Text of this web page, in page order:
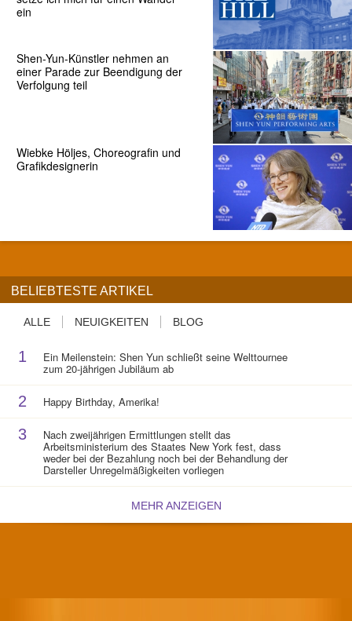
ein
Shen-Yun-Künstler nehmen an
einer Parade zur Beendigung der
Verfolgung teil
Wiebke Höljes, Choreografin und
Grafikdesignerin
BELIEBTESTE ARTIKEL
ALLE NEUIGKEITEN BLOG
1 Ein Meilenstein: Shen Yun schließt seine Welttournee
zum 20-jährigen Jubiläum ab
2 Happy Birthday, Amerika!
3 Nach zweijährigen Ermittlungen stellt das
Arbeitsministerium des Staates New York fest, dass
weder bei der Bezahlung noch bei der Behandlung der
Darsteller Unregelmäßigkeiten vorliegen
MEHR ANZEIGEN